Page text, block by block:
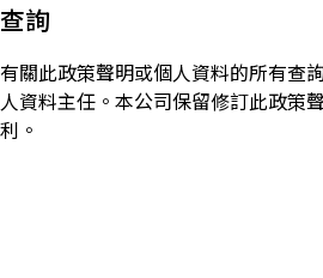
查詢
有關此政策聲明或個人資料的所有查
人資料主任。本公司保留修訂此政策
利。